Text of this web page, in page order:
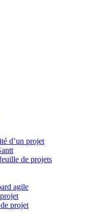
d’un projet
de projets
agile
projet